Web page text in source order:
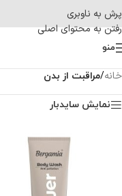
پرش به ناوبری
رفتن به محتوای اصلی
منو
خانه/مراقبت از بدن
نمایش سایدبار